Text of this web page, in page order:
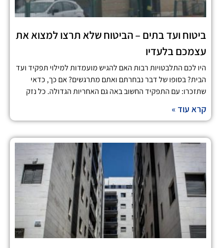
ביטוח ועד בתים – הביטוח שלא תרצו למצוא את
עצמכם בלעדיו
היו לכם התלבטויות רבות האם להגיש מועמדות למילוי תפקיד ועד
הבית? בסופו של דבר נבחרתם ואתם מתרגשים? אם כך, כדאי
שתזכרו: עם התפקיד החשוב באה גם האחריות הגדולה. כל נזק
קרא עוד »